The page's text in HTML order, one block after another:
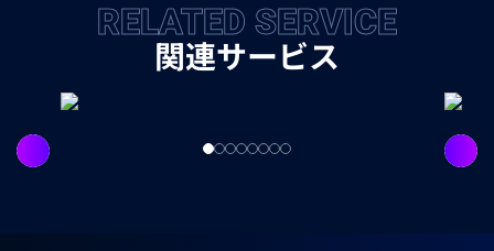
RELATED SERVICE
関連サービス